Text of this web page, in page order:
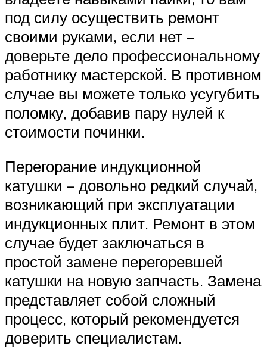
под силу осуществить ремонт
своими руками, если нет –
доверьте дело профессиональному
работнику мастерской. В противном
случае вы можете только усугубить
поломку, добавив пару нулей к
стоимости починки.
Перегорание индукционной
катушки – довольно редкий случай,
возникающий при эксплуатации
индукционных плит. Ремонт в этом
случае будет заключаться в
простой замене перегоревшей
катушки на новую запчасть. Замена
представляет собой сложный
процесс, который рекомендуется
доверить специалистам.